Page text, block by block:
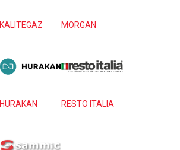
KALITEGAZ MORGAN
HURAKAN RESTO ITALIA